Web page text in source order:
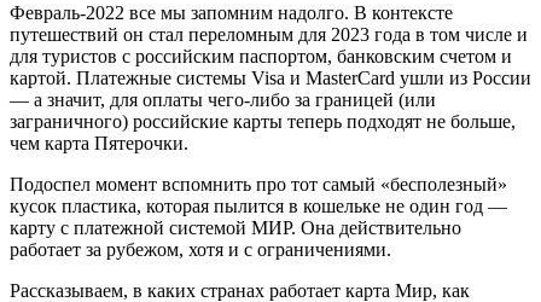
Февраль-2022 все мы запомним надолго. В контексте
путешествий он стал переломным для 2023 года в том числе и
для туристов с российским паспортом, банковским счетом и
картой. Платежные системы Visa и MasterCard ушли из России
— а значит, для оплаты чего-либо за границей (или
заграничного) российские карты теперь подходят не больше,
чем карта Пятерочки.
Подоспел момент вспомнить про тот самый «бесполезный»
кусок пластика, которая пылится в кошельке не один год —
карту с платежной системой МИР. Она действительно
работает за рубежом, хотя и с ограничениями.
Рассказываем, в каких странах работает карта Мир, как